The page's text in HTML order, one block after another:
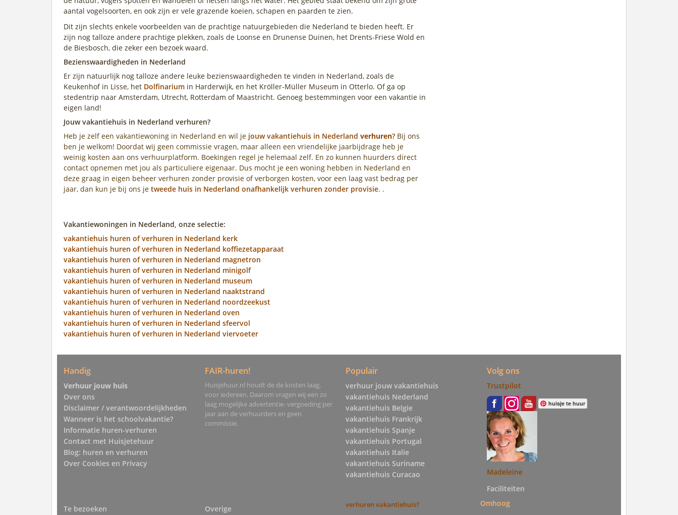
aantal vogelsoorten, en ook zijn er vele grazende koeien, schapen en paarden te zien.
Dit zijn slechts enkele voorbeelden van de prachtige natuurgebieden die Nederland te bieden heeft. Er
zijn nog talloze andere prachtige plekken, zoals de Loonse en Drunense Duinen, het Drents-Friese Wold en
de Biesbosch, die zeker een bezoek waard.
Bezienswaardigheden in Nederland
Er zijn natuurlijk nog talloze andere leuke bezienswaardigheden te vinden in Nederland, zoals de
Keukenhof in Lisse, het Dolfinarium in Harderwijk, en het Kröller-Müller Museum in Otterlo. Of ga op
stedentrip naar Amsterdam, Utrecht, Rotterdam of Maastricht. Genoeg bestemmingen voor een vakantie in
eigen land!
Jouw vakantiehuis in Nederland verhuren?
Heb je zelf een vakantiewoning in Nederland en wil je jouw vakantiehuis in Nederland verhuren? Bij ons
ben je welkom! Doordat wij geen commissie vragen, maar alleen een vriendelijke jaarbijdrage heb je
weinig kosten aan ons verhuurplatform. Boekingen regel je helemaal zelf. En zo kunnen huurders direct
contact opnemen met jou als particuliere eigenaar. Dus mocht je een woning hebben in Nederland en
deze graag in eigen beheer verhuren zonder provisie of verborgen kosten, voor een laag vast bedrag per
jaar, dan kun je bij ons je tweede huis in Nederland onafhankelijk verhuren zonder provisie. .
Vakantiewoningen in Nederland, onze selectie:
vakantiehuis huren of verhuren in Nederland kerk
vakantiehuis huren of verhuren in Nederland koffiezetapparaat
vakantiehuis huren of verhuren in Nederland magnetron
vakantiehuis huren of verhuren in Nederland minigolf
vakantiehuis huren of verhuren in Nederland museum
vakantiehuis huren of verhuren in Nederland naaktstrand
vakantiehuis huren of verhuren in Nederland noordzeekust
vakantiehuis huren of verhuren in Nederland oven
vakantiehuis huren of verhuren in Nederland sfeervol
vakantiehuis huren of verhuren in Nederland viervoeter
Handig
Verhuur jouw huis
Over ons
Disclaimer / verantwoordelijkheden
Wanneer is het schoolvakantie?
Informatie huren-verhuren
Contact met Huisjetehuur
Blog: huren en verhuren
Over Cookies en Privacy
FAIR-huren!
Huisjehuur.nl houdt de de kosten laag,
voor iedereen. Daarom vragen wij een zo
laag mogelijke advertentie- vergoeding per
jaar aan de verhuurders en geen
commissie.
Populair
verhuur jouw vakantiehuis
vakantiehuis Nederland
vakantiehuis Belgie
vakantiehuis Frankrijk
vakantiehuis Spanje
vakantiehuis Portugal
vakantiehuis Italie
vakantiehuis Suriname
vakantiehuis Curacao
Volg ons
Trustpilot
huisje te huur
Madeleine
Faciliteiten
Te bezoeken Overige
verhuren vakantiehuis?
Omhoog